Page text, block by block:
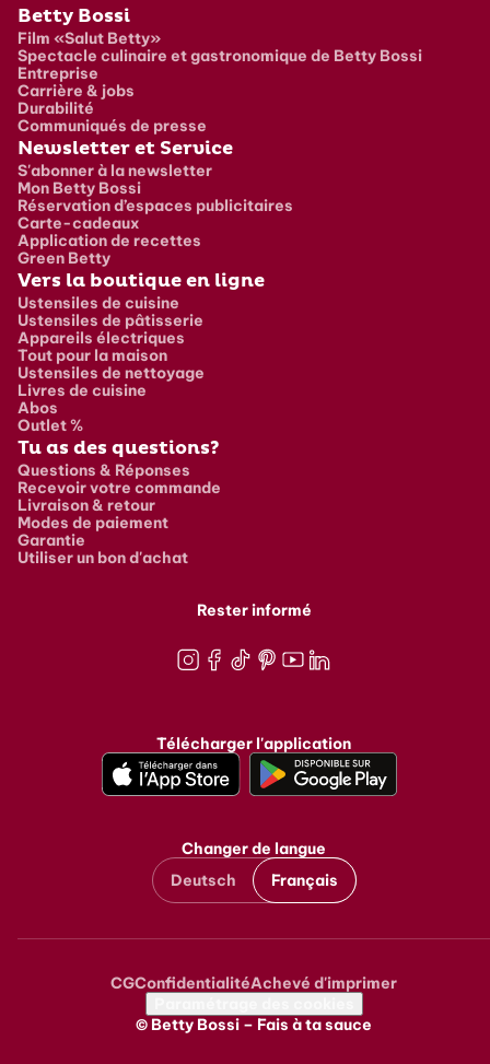
Pied de page
Betty Bossi
Film «Salut Betty»
Spectacle culinaire et gastronomique de Betty Bossi
Entreprise
Carrière & jobs
Durabilité
Communiqués de presse
Newsletter et Service
S'abonner à la newsletter
Mon Betty Bossi
Réservation d’espaces publicitaires
Carte-cadeaux
Application de recettes
Green Betty
Vers la boutique en ligne
Ustensiles de cuisine
Ustensiles de pâtisserie
Appareils électriques
Tout pour la maison
Ustensiles de nettoyage
Livres de cuisine
Abos
Outlet %
Tu as des questions?
Questions & Réponses
Recevoir votre commande
Livraison & retour
Modes de paiement
Garantie
Utiliser un bon d'achat
Rester informé
Télécharger l'application
Changer de langue
Deutsch
Français
Metanavigation
CGConfidentialitéAchevé d'imprimer
© Betty Bossi – Fais à ta sauce